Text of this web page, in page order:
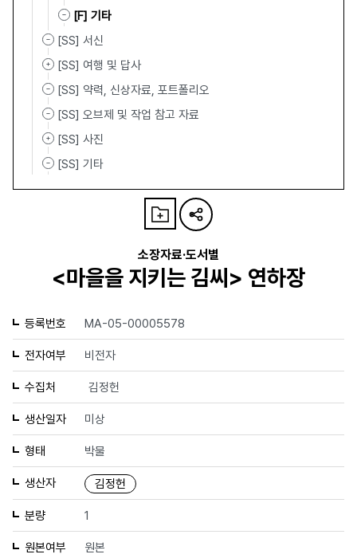
[F] 기타
[SS] 서신
[SS] 여행 및 답사
[SS] 약력, 신상자료, 포트폴리오
[SS] 오브제 및 작업 참고 자료
[SS] 사진
[SS] 기타
소장자료·도서별
<마을을 지키는 김씨> 연하장
등록번호 MA-05-00005578
전자여부 비전자
수집처 김정헌
생산일자 미상
형태 박물
생산자 김정헌
분량 1
원본여부 원본